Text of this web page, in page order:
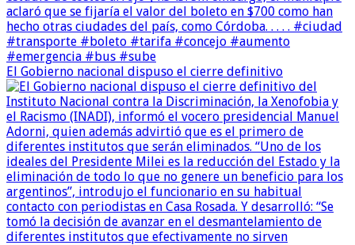
El Gobierno nacional dispuso el cierre definitivo